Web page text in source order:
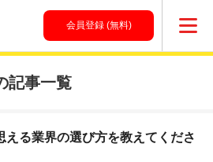
会員登録 (無料)
記事一覧
える業界の選び方を教えてくださ